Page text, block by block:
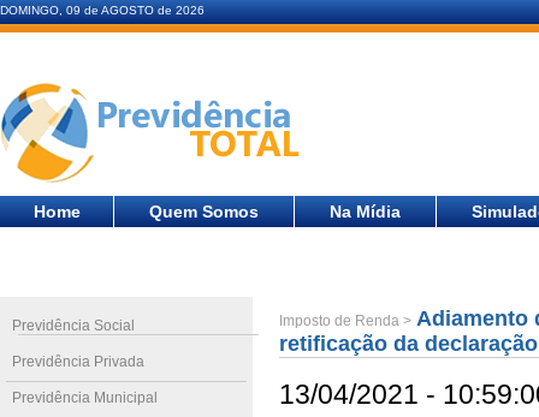
DOMINGO, 09 de AGOSTO de 2026
Home Quem Somos Na Mídia
Previdência Social
Previdência Privada
Previdência Municipal
Imposto de Renda > Adiamento
retificação da declaração
13/04/2021 -